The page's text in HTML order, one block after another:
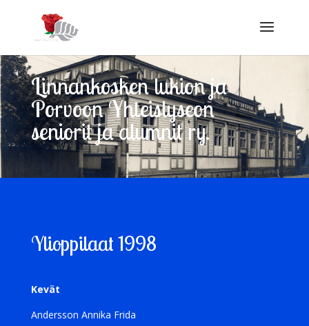
Linnankosken lukion ja
Porvoon Yhteislyseon
seniorit ja alumnit ry.
Ylioppilaat 1998
Kevät
Andersson Annika Frida